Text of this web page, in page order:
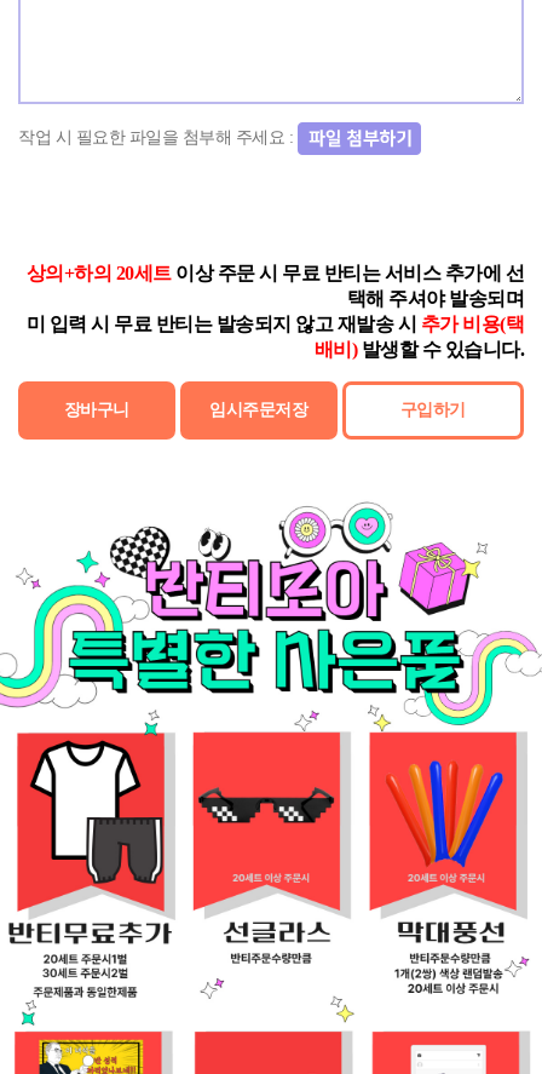
작업 시 필요한 파일을 첨부해 주세요 :
상의+하의 20세트이상 주문 시 무료 반티는 서비스 추가에 선
택해 주셔야 발송되며
미 입력 시 무료 반티는 발송되지 않고 재발송 시 추가 비용(택
배비)발생할 수 있습니다.
장바구니 임시주문저장 구입하기